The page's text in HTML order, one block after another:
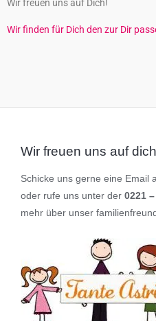
Wir freuen uns auf Dich!
Wir finden für Dich den zur Dir
Wir freuen uns auf
Schicke uns gerne eine Email
oder rufe uns unter der 0221
mehr über unser